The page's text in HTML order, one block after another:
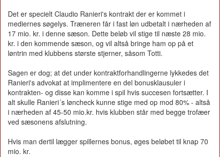
Det er specielt Claudio Ranieri's kontrakt der er kommet i
mediernes søgelys. Træneren får i fast løn udbetalt i nærheden af
17 mio. kr. i denne sæson. Dette beløb vil stige til næste 28 mio.
kr. i den kommende sæson, og vil altså bringe ham op på et
løntrin med klubbens største stjerner, såsom Totti.
Sagen er dog; at det under kontraktforhandlingerne lykkedes det
Ranieri's advokat at implimentere en del bonusklausuler i
kontrakten- og disse kan komme i spil hvis succesen fortsætter. I
alt skulle Ranieri´s løncheck kunne stige med op mod 80% - altså
i nærheden af 45-50 mio.kr. hvis klubben står med begge trofæer
ved sæsonens afslutning.
Hvis man dertil lægger spillernes bonus, øges beløbet til knap 70
mio. kr.